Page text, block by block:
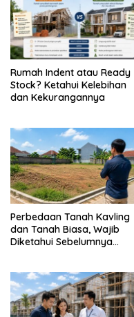
Rumah Indent atau Ready
Stock? Ketahui Kelebihan
dan Kekurangannya
Perbedaan Tanah Kavling
dan Tanah Biasa, Wajib
Diketahui Sebelumnya